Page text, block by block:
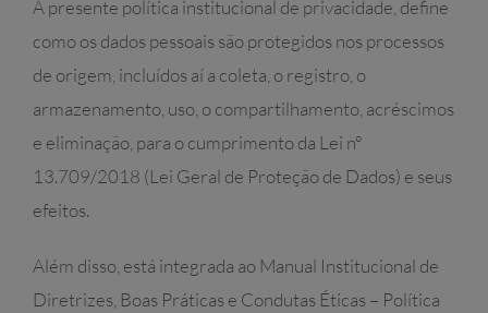
A presente política institucional de privacidade, define
como os dados pessoais são protegidos nos processos
de origem, incluídos aí a coleta, o registro, o
armazenamento, uso, o compartilhamento, acréscimos
e eliminação, para o cumprimento da Lei nº
13.709/2018 (Lei Geral de Proteção de Dados) e seus
efeitos.
Além disso, está integrada ao Manual Institucional de
Diretrizes, Boas Práticas e Condutas Éticas – Política